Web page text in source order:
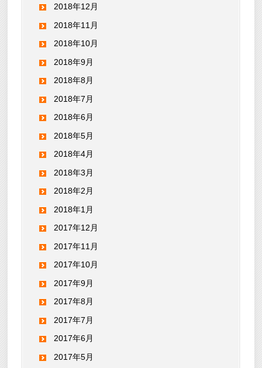
2018年12月
2018年11月
2018年10月
2018年9月
2018年8月
2018年7月
2018年6月
2018年5月
2018年4月
2018年3月
2018年2月
2018年1月
2017年12月
2017年11月
2017年10月
2017年9月
2017年8月
2017年7月
2017年6月
2017年5月